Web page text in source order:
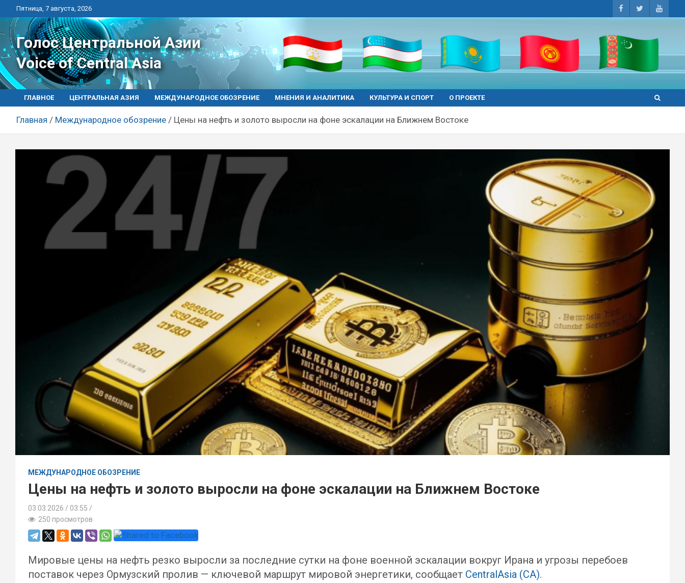
Перейти
к
контенту
Пятница, 7 августа, 2026
Голос Центральной Азии
Voice of Central Asia
ГЛАВНОЕ ЦЕНТРАЛЬНАЯ АЗИЯ МЕЖДУНАРОДНОЕ ОБОЗРЕНИЕ МНЕНИЯ И АНАЛИТИКА КУЛЬТУРА И СПОРТ О ПРОЕКТЕ
Главная Международное обозрение Цены на нефть и золото выросли на фоне эскалации на Ближнем Востоке
МЕЖДУНАРОДНОЕ ОБОЗРЕНИЕ
Цены на нефть и золото выросли на фоне эскалации на Ближнем Востоке
03.03.2026
03:55 /
250 просмотров
Мировые цены на нефть резко выросли за последние сутки на фоне военной эскалации вокруг Ирана и угрозы перебоев
поставок через Ормузский пролив — ключевой маршрут мировой энергетики, сообщает CentralAsia (CA).